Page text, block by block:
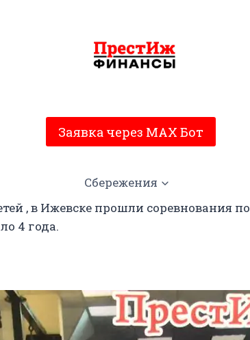
Заявка через MAX Бот
Сбережения
, в Ижевске прошли соревнования по
4 года.